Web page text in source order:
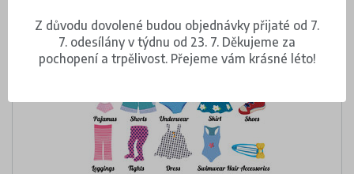
Z důvodu dovolené budou objednávky přijaté od 7.
7. odesílány v týdnu od 23. 7. Děkujeme za
pochopení a trpělivost. Přejeme vám krásné léto!